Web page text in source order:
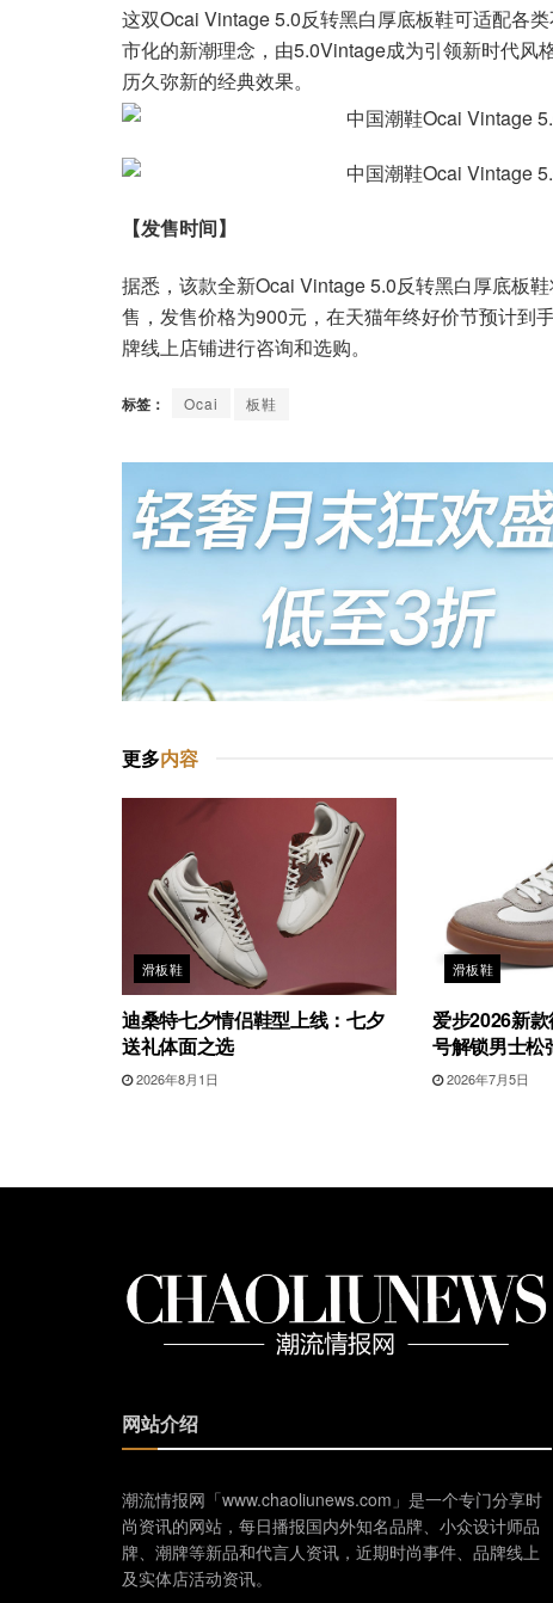
这双Ocai Vintage 5.0反转黑白厚底板鞋可适配各
市化的新潮理念，由5.0Vintage成为引领新时代风
历久弥新的经典效果。
【发售时间】
据悉，该款全新Ocai Vintage 5.0反转黑白厚底板
售，发售价格为900元，在天猫年终好价节预计到
牌线上店铺进行咨询和选购。
标签： Ocai 板鞋
更多内容
滑板鞋
迪桑特七夕情侣鞋型上线：七夕
送礼体面之选
2026年8月1日
滑板鞋
爱步2026新
号解锁男士松
2026年7月5日
网站介绍
潮流情报网「www.chaoliunews.com」是一个专门分享时
尚资讯的网站，每日播报国内外知名品牌、小众设计师品
牌、潮牌等新品和代言人资讯，近期时尚事件、品牌线上
及实体店活动资讯。